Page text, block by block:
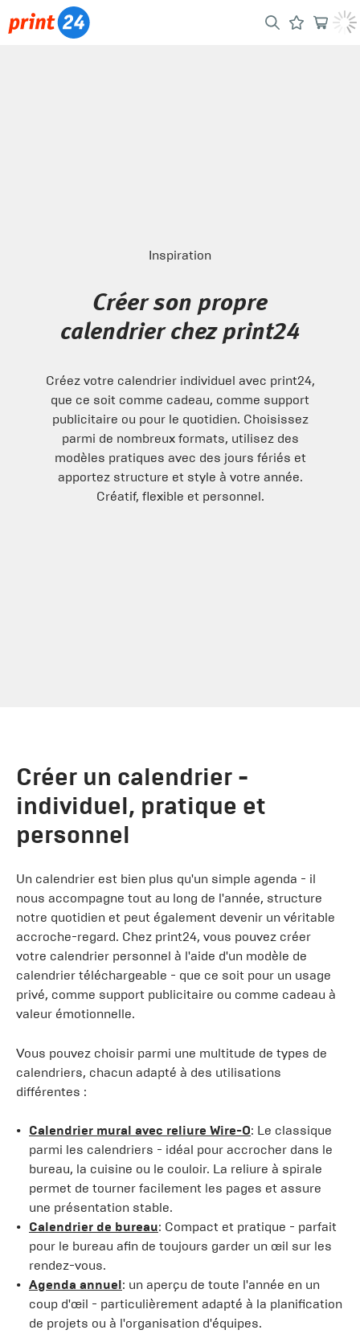
Inspiration
Créer son propre
calendrier chez print24
Créez votre calendrier individuel avec print24,
que ce soit comme cadeau, comme support
publicitaire ou pour le quotidien. Choisissez
parmi de nombreux formats, utilisez des
modèles pratiques avec des jours fériés et
apportez structure et style à votre année.
Créatif, flexible et personnel.
Créer un calendrier -
individuel, pratique et
personnel
Un calendrier est bien plus qu'un simple agenda - il
nous accompagne tout au long de l'année, structure
notre quotidien et peut également devenir un véritable
accroche-regard. Chez print24, vous pouvez créer
votre calendrier personnel à l'aide d'un modèle de
calendrier téléchargeable - que ce soit pour un usage
privé, comme support publicitaire ou comme cadeau à
valeur émotionnelle.
Vous pouvez choisir parmi une multitude de types de
calendriers, chacun adapté à des utilisations
différentes :
Calendrier mural avec reliure Wire-O: Le classique
parmi les calendriers - idéal pour accrocher dans le
bureau, la cuisine ou le couloir. La reliure à spirale
permet de tourner facilement les pages et assure
une présentation stable.
Calendrier de bureau: Compact et pratique - parfait
pour le bureau afin de toujours garder un œil sur les
rendez-vous.
Agenda annuel: un aperçu de toute l'année en un
coup d'œil - particulièrement adapté à la planification
de projets ou à l'organisation d'équipes.